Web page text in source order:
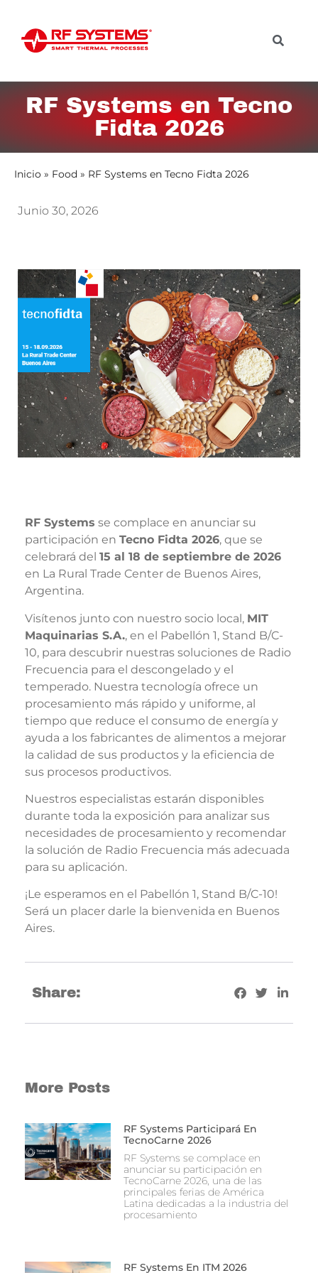
RF Systems en Tecno
Fidta 2026
Inicio » Food » RF Systems en Tecno Fidta 2026
Junio 30, 2026
RF Systems se complace en anunciar su
participación en Tecno Fidta 2026, que se
celebrará del 15 al 18 de septiembre de 2026
en La Rural Trade Center de Buenos Aires,
Argentina.
Visítenos junto con nuestro socio local, MIT
Maquinarias S.A., en el Pabellón 1, Stand B/C-
10, para descubrir nuestras soluciones de Radio
Frecuencia para el descongelado y el
temperado. Nuestra tecnología ofrece un
procesamiento más rápido y uniforme, al
tiempo que reduce el consumo de energía y
ayuda a los fabricantes de alimentos a mejorar
la calidad de sus productos y la eficiencia de
sus procesos productivos.
Nuestros especialistas estarán disponibles
durante toda la exposición para analizar sus
necesidades de procesamiento y recomendar
la solución de Radio Frecuencia más adecuada
para su aplicación.
¡Le esperamos en el Pabellón 1, Stand B/C-10!
Será un placer darle la bienvenida en Buenos
Aires.
Share:
More Posts
RF Systems Participará En
TecnoCarne 2026
RF Systems se complace en
anunciar su participación en
TecnoCarne 2026, una de las
principales ferias de América
Latina dedicadas a la industria del
procesamiento
RF Systems En ITM 2026